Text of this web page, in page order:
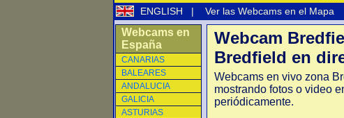
ENGLISH | Ver las Webcams en el Mapa
Webcams en
España
CANARIAS
BALEARES
ANDALUCIA
GALICIA
ASTURIAS
Webcam
Bredfield en
Webcams en vivo zona
mostrando fotos o video
periódicamente.